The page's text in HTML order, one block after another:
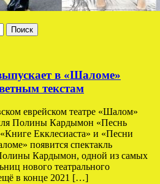
в «Шаломе»
текстам
еврейском театре «Шалом»
Полины Кардымон «Песнь
Екклесиаста» и «Песни
появится спектакль
Кардымон, одной из самых
нового театрального
в конце 2021 […]